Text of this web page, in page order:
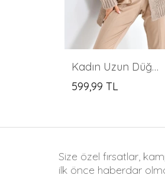
Kadın Uzun Düğmesiz Triko Ceket
599,99 TL
Size özel fırsatlar,
ilk önce haberdar